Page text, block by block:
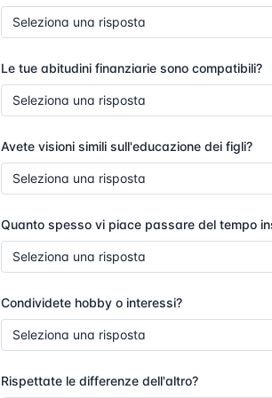
Le tue abitudini finanziarie sono compatibili?
Avete visioni simili sull'educazione dei figli?
Quanto spesso vi piace passare del tempo
Condividete hobby o interessi?
Rispettate le differenze dell'altro?